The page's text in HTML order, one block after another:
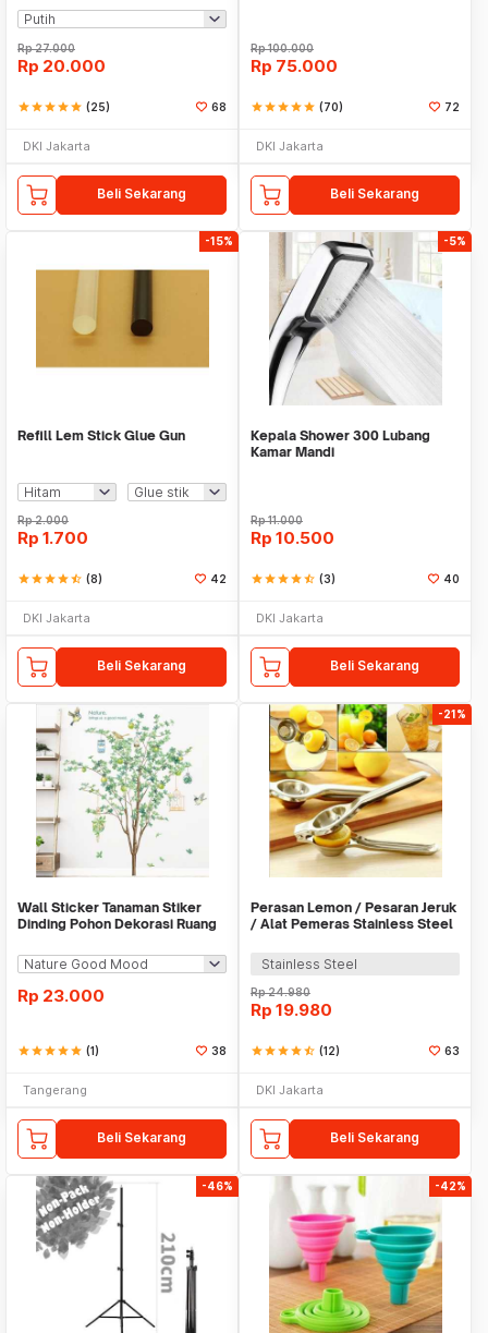
Rp27.000
Rp 20.000
starstarstarstarstar (25) 68
DKI Jakarta
Beli Sekarang
Rp100.000
Rp 75.000
starstarstarstarstar (70) 72
DKI Jakarta
Beli Sekarang
-15%
Refill Lem Stick Glue Gun
Rp2.000
Rp 1.700
starstarstarstarstar_half (8) 42
DKI Jakarta
Beli Sekarang
-5%
Kepala Shower 300 Lubang
Kamar Mandi
Rp11.000
Rp 10.500
starstarstarstarstar_half (3) 40
DKI Jakarta
Beli Sekarang
Wall Sticker Tanaman Stiker
Dinding Pohon Dekorasi Ruang
Rp 23.000
starstarstarstarstar (1) 38
Tangerang
Beli Sekarang
-21%
Perasan Lemon / Pesaran Jeruk
/ Alat Pemeras Stainless Steel
Stainless Steel
Rp24.980
Rp 19.980
starstarstarstarstar_half (12) 63
DKI Jakarta
Beli Sekarang
-46% -42%